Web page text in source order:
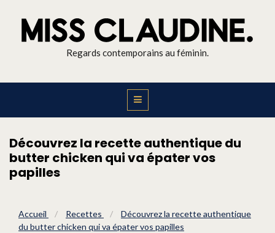
Regards contemporains au féminin.
Découvrez la recette authentique du
butter chicken qui va épater vos
papilles
Accueil / Recettes /
Découvrez la recette authentique
du butter chicken qui va épater vos papilles